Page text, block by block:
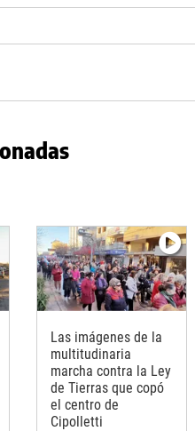
Las imágenes de la
multitudinaria
marcha contra la Ley
de Tierras que copó
el centro de
Cipolletti